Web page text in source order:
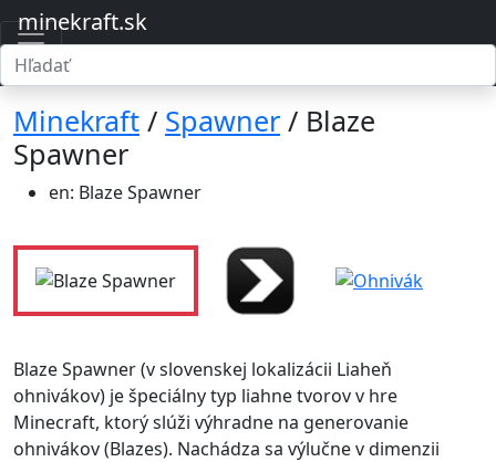
minekraft.sk
Minekraft / Spawner / Blaze
Spawner
en: Blaze Spawner
Blaze Spawner (v slovenskej lokalizácii Liaheň
ohnivákov) je špeciálny typ liahne tvorov v hre
Minecraft, ktorý slúži výhradne na generovanie
ohnivákov (Blazes). Nachádza sa výlučne v dimenzii